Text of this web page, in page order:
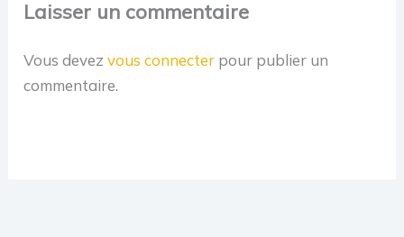
Laisser un commentaire
Vous devezvous connecter pour publier un
commentaire.